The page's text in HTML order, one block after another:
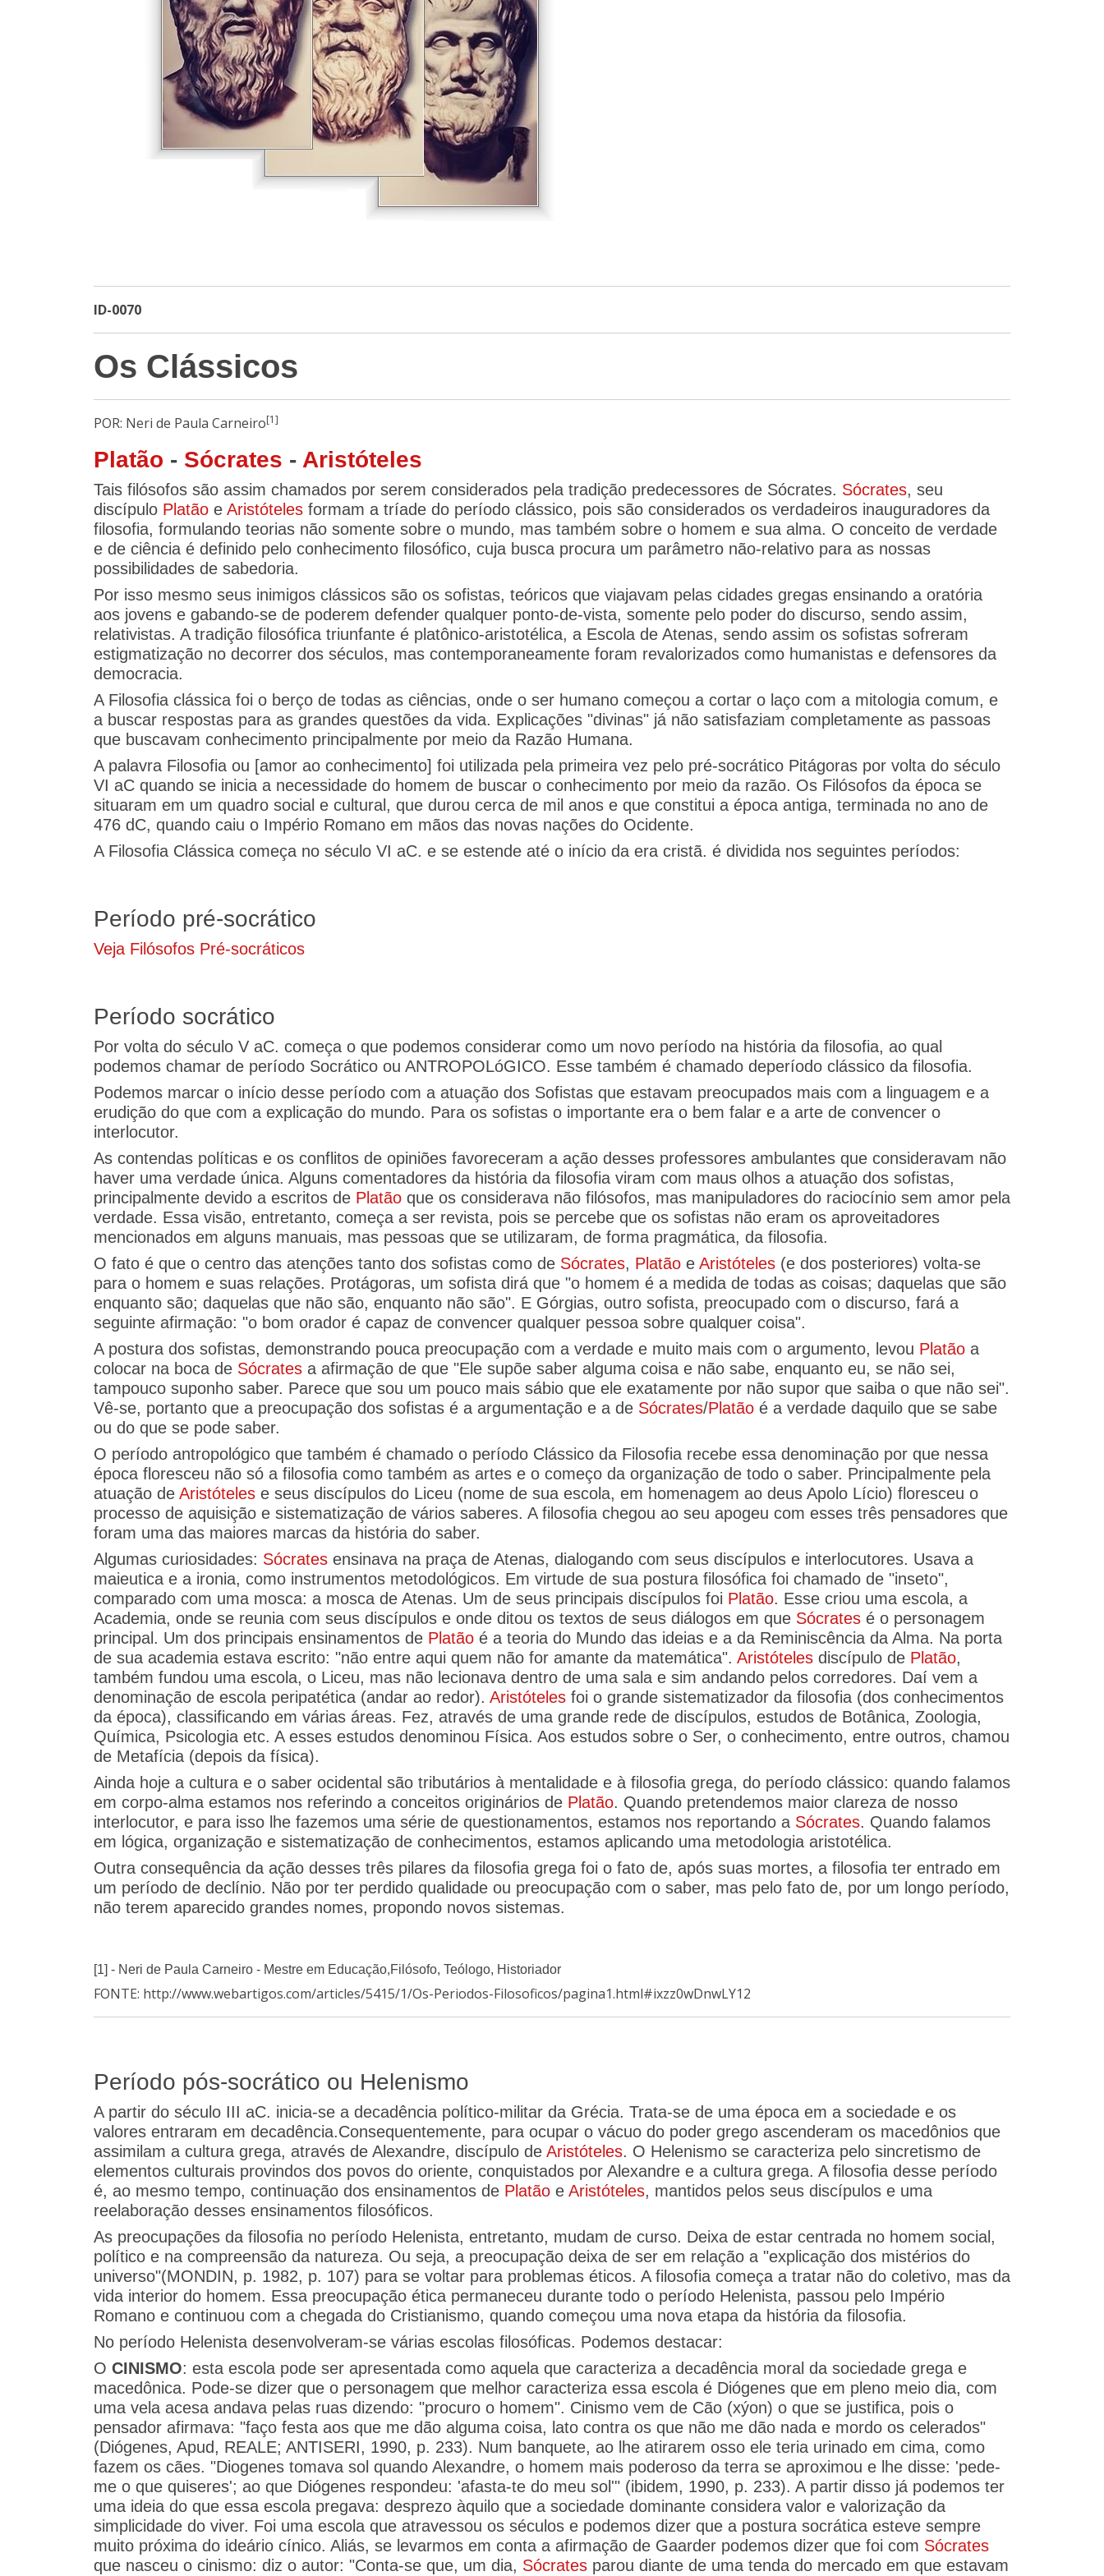
ID-0070
Os Clássicos
POR: Neri de Paula Carneiro[1]
Platão - Sócrates - Aristóteles
Tais filósofos são assim chamados por serem considerados pela tradição predecessores de Sócrates. Sócrates, seu
discípulo Platão e Aristóteles formam a tríade do período clássico, pois são considerados os verdadeiros inauguradores da
filosofia, formulando teorias não somente sobre o mundo, mas também sobre o homem e sua alma. O conceito de verdade
e de ciência é definido pelo conhecimento filosófico, cuja busca procura um parâmetro não-relativo para as nossas
possibilidades de sabedoria.
Por isso mesmo seus inimigos clássicos são os sofistas, teóricos que viajavam pelas cidades gregas ensinando a oratória
aos jovens e gabando-se de poderem defender qualquer ponto-de-vista, somente pelo poder do discurso, sendo assim,
relativistas. A tradição filosófica triunfante é platônico-aristotélica, a Escola de Atenas, sendo assim os sofistas sofreram
estigmatização no decorrer dos séculos, mas contemporaneamente foram revalorizados como humanistas e defensores da
democracia.
A Filosofia clássica foi o berço de todas as ciências, onde o ser humano começou a cortar o laço com a mitologia comum, e
a buscar respostas para as grandes questões da vida. Explicações "divinas" já não satisfaziam completamente as passoas
que buscavam conhecimento principalmente por meio da Razão Humana.
A palavra Filosofia ou [amor ao conhecimento] foi utilizada pela primeira vez pelo pré-socrático Pitágoras por volta do século
VI aC quando se inicia a necessidade do homem de buscar o conhecimento por meio da razão. Os Filósofos da época se
situaram em um quadro social e cultural, que durou cerca de mil anos e que constitui a época antiga, terminada no ano de
476 dC, quando caiu o Império Romano em mãos das novas nações do Ocidente.
A Filosofia Clássica começa no século VI aC. e se estende até o início da era cristã. é dividida nos seguintes períodos:
Período pré-socrático
Veja Filósofos Pré-socráticos
Período socrático
Por volta do século V aC. começa o que podemos considerar como um novo período na história da filosofia, ao qual
podemos chamar de período Socrático ou ANTROPOLóGICO. Esse também é chamado deperíodo clássico da filosofia.
Podemos marcar o início desse período com a atuação dos Sofistas que estavam preocupados mais com a linguagem e a
erudição do que com a explicação do mundo. Para os sofistas o importante era o bem falar e a arte de convencer o
interlocutor.
As contendas políticas e os conflitos de opiniões favoreceram a ação desses professores ambulantes que consideravam não
haver uma verdade única. Alguns comentadores da história da filosofia viram com maus olhos a atuação dos sofistas,
principalmente devido a escritos de Platão que os considerava não filósofos, mas manipuladores do raciocínio sem amor pela
verdade. Essa visão, entretanto, começa a ser revista, pois se percebe que os sofistas não eram os aproveitadores
mencionados em alguns manuais, mas pessoas que se utilizaram, de forma pragmática, da filosofia.
O fato é que o centro das atenções tanto dos sofistas como de Sócrates, Platão e Aristóteles (e dos posteriores) volta-se
para o homem e suas relações. Protágoras, um sofista dirá que "o homem é a medida de todas as coisas; daquelas que são
enquanto são; daquelas que não são, enquanto não são". E Górgias, outro sofista, preocupado com o discurso, fará a
seguinte afirmação: "o bom orador é capaz de convencer qualquer pessoa sobre qualquer coisa".
A postura dos sofistas, demonstrando pouca preocupação com a verdade e muito mais com o argumento, levou Platão a
colocar na boca de Sócrates a afirmação de que "Ele supõe saber alguma coisa e não sabe, enquanto eu, se não sei,
tampouco suponho saber. Parece que sou um pouco mais sábio que ele exatamente por não supor que saiba o que não sei".
Vê-se, portanto que a preocupação dos sofistas é a argumentação e a de Sócrates/Platão é a verdade daquilo que se sabe
ou do que se pode saber.
O período antropológico que também é chamado o período Clássico da Filosofia recebe essa denominação por que nessa
época floresceu não só a filosofia como também as artes e o começo da organização de todo o saber. Principalmente pela
atuação de Aristóteles e seus discípulos do Liceu (nome de sua escola, em homenagem ao deus Apolo Lício) floresceu o
processo de aquisição e sistematização de vários saberes. A filosofia chegou ao seu apogeu com esses três pensadores que
foram uma das maiores marcas da história do saber.
Algumas curiosidades: Sócrates ensinava na praça de Atenas, dialogando com seus discípulos e interlocutores. Usava a
maieutica e a ironia, como instrumentos metodológicos. Em virtude de sua postura filosófica foi chamado de "inseto",
comparado com uma mosca: a mosca de Atenas. Um de seus principais discípulos foi Platão. Esse criou uma escola, a
Academia, onde se reunia com seus discípulos e onde ditou os textos de seus diálogos em que Sócrates é o personagem
principal. Um dos principais ensinamentos de Platão é a teoria do Mundo das ideias e a da Reminiscência da Alma. Na porta
de sua academia estava escrito: "não entre aqui quem não for amante da matemática". Aristóteles discípulo de Platão,
também fundou uma escola, o Liceu, mas não lecionava dentro de uma sala e sim andando pelos corredores. Daí vem a
denominação de escola peripatética (andar ao redor). Aristóteles foi o grande sistematizador da filosofia (dos conhecimentos
da época), classificando em várias áreas. Fez, através de uma grande rede de discípulos, estudos de Botânica, Zoologia,
Química, Psicologia etc. A esses estudos denominou Física. Aos estudos sobre o Ser, o conhecimento, entre outros, chamou
de Metafícia (depois da física).
Ainda hoje a cultura e o saber ocidental são tributários à mentalidade e à filosofia grega, do período clássico: quando falamos
em corpo-alma estamos nos referindo a conceitos originários de Platão. Quando pretendemos maior clareza de nosso
interlocutor, e para isso lhe fazemos uma série de questionamentos, estamos nos reportando a Sócrates. Quando falamos
em lógica, organização e sistematização de conhecimentos, estamos aplicando uma metodologia aristotélica.
Outra consequência da ação desses três pilares da filosofia grega foi o fato de, após suas mortes, a filosofia ter entrado em
um período de declínio. Não por ter perdido qualidade ou preocupação com o saber, mas pelo fato de, por um longo período,
não terem aparecido grandes nomes, propondo novos sistemas.
[1] - Neri de Paula Carneiro - Mestre em Educação,Filósofo, Teólogo, Historiador
FONTE: http://www.webartigos.com/articles/5415/1/Os-Periodos-Filosoficos/pagina1.html#ixzz0wDnwLY12
Período pós-socrático ou Helenismo
A partir do século III aC. inicia-se a decadência político-militar da Grécia. Trata-se de uma época em a sociedade e os
valores entraram em decadência.Consequentemente, para ocupar o vácuo do poder grego ascenderam os macedônios que
assimilam a cultura grega, através de Alexandre, discípulo de Aristóteles. O Helenismo se caracteriza pelo sincretismo de
elementos culturais provindos dos povos do oriente, conquistados por Alexandre e a cultura grega. A filosofia desse período
é, ao mesmo tempo, continuação dos ensinamentos de Platão e Aristóteles, mantidos pelos seus discípulos e uma
reelaboração desses ensinamentos filosóficos.
As preocupações da filosofia no período Helenista, entretanto, mudam de curso. Deixa de estar centrada no homem social,
político e na compreensão da natureza. Ou seja, a preocupação deixa de ser em relação a "explicação dos mistérios do
universo"(MONDIN, p. 1982, p. 107) para se voltar para problemas éticos. A filosofia começa a tratar não do coletivo, mas da
vida interior do homem. Essa preocupação ética permaneceu durante todo o período Helenista, passou pelo Império
Romano e continuou com a chegada do Cristianismo, quando começou uma nova etapa da história da filosofia.
No período Helenista desenvolveram-se várias escolas filosóficas. Podemos destacar:
O CINISMO: esta escola pode ser apresentada como aquela que caracteriza a decadência moral da sociedade grega e
macedônica. Pode-se dizer que o personagem que melhor caracteriza essa escola é Diógenes que em pleno meio dia, com
uma vela acesa andava pelas ruas dizendo: "procuro o homem". Cinismo vem de Cão (xýon) o que se justifica, pois o
pensador afirmava: "faço festa aos que me dão alguma coisa, lato contra os que não me dão nada e mordo os celerados"
(Diógenes, Apud, REALE; ANTISERI, 1990, p. 233). Num banquete, ao lhe atirarem osso ele teria urinado em cima, como
fazem os cães. "Diogenes tomava sol quando Alexandre, o homem mais poderoso da terra se aproximou e lhe disse: 'pede-
me o que quiseres'; ao que Diógenes respondeu: 'afasta-te do meu sol'" (ibidem, 1990, p. 233). A partir disso já podemos ter
uma ideia do que essa escola pregava: desprezo àquilo que a sociedade dominante considera valor e valorização da
simplicidade do viver. Foi uma escola que atravessou os séculos e podemos dizer que a postura socrática esteve sempre
muito próxima do ideário cínico. Aliás, se levarmos em conta a afirmação de Gaarder podemos dizer que foi com Sócrates
que nasceu o cinismo: diz o autor: "Conta-se que, um dia, Sócrates parou diante de uma tenda do mercado em que estavam